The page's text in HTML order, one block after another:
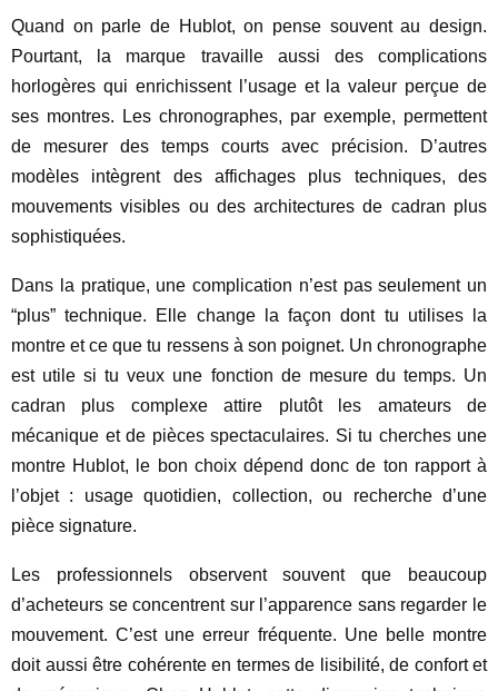
Quand on parle de Hublot, on pense souvent au design.
Pourtant, la marque travaille aussi des complications
horlogères qui enrichissent l’usage et la valeur perçue de
ses montres. Les chronographes, par exemple, permettent
de mesurer des temps courts avec précision. D’autres
modèles intègrent des affichages plus techniques, des
mouvements visibles ou des architectures de cadran plus
sophistiquées.
Dans la pratique, une complication n’est pas seulement un
“plus” technique. Elle change la façon dont tu utilises la
montre et ce que tu ressens à son poignet. Un chronographe
est utile si tu veux une fonction de mesure du temps. Un
cadran plus complexe attire plutôt les amateurs de
mécanique et de pièces spectaculaires. Si tu cherches une
montre Hublot, le bon choix dépend donc de ton rapport à
l’objet : usage quotidien, collection, ou recherche d’une
pièce signature.
Les professionnels observent souvent que beaucoup
d’acheteurs se concentrent sur l’apparence sans regarder le
mouvement. C’est une erreur fréquente. Une belle montre
doit aussi être cohérente en termes de lisibilité, de confort et